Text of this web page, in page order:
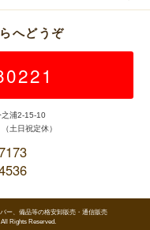
へどうぞ
浦2-15-10
土日祝定休）
ー、備品等の格安卸販売・通信販売
Rights Reserved.